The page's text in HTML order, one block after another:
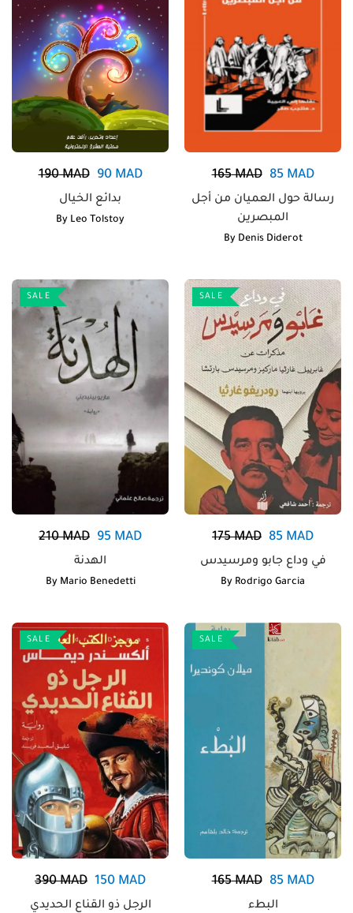
190MAD 90MAD
بدائع الخيال
By Leo Tolstoy
165MAD 85MAD
رسالة حول العميان من أجل
المبصرين
By Denis Diderot
SALE
210MAD 95 MAD
الهدنة
By Mario Benedetti
SALE
175MAD 85 MAD
في وداع جابو ومرسيدس
By Rodrigo Garcia
SALE
390MAD 150 MAD
الرجل ذو القناع الحديدي
SALE
165MAD 85MAD
البطء